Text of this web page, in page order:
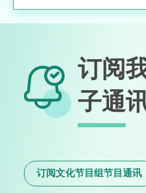
订阅
子通
订阅文化节目组节目通讯